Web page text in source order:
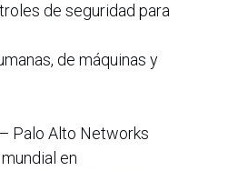
de seguridad para
de máquinas y
Palo Alto Networks
en